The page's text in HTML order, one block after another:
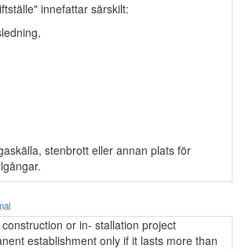
innefattar särskilt:
stenbrott eller annan plats för
or in- stallation project
establishment only if it lasts more than